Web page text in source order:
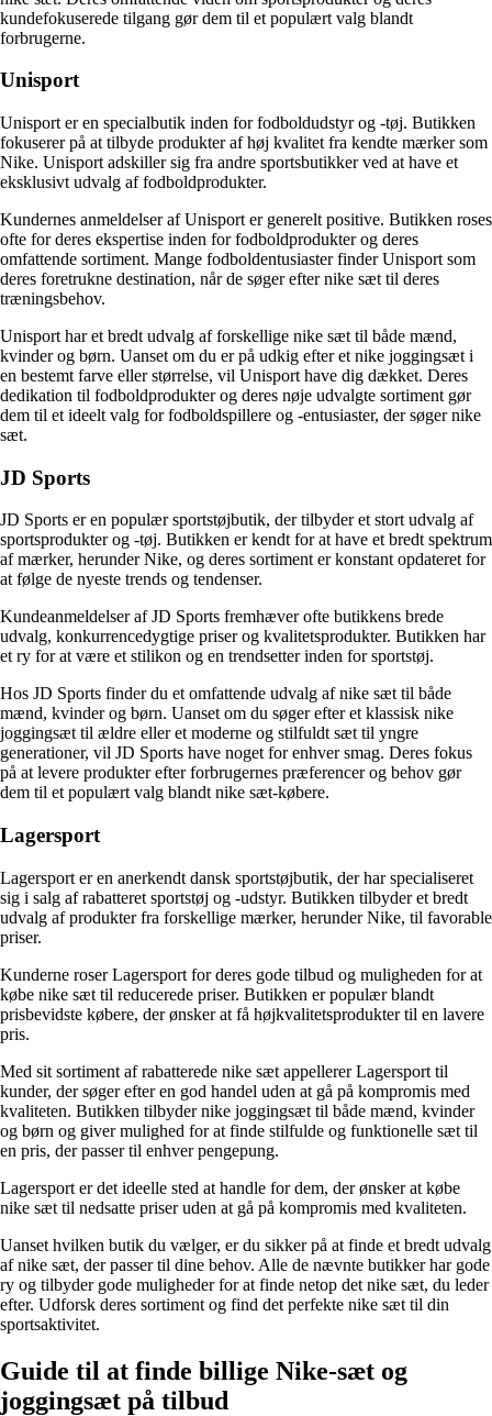
kundefokuserede tilgang gør dem til et populært valg blandt
forbrugerne.
Unisport
Unisport er en specialbutik inden for fodboldudstyr og -tøj. Butikken
fokuserer på at tilbyde produkter af høj kvalitet fra kendte mærker som
Nike. Unisport adskiller sig fra andre sportsbutikker ved at have et
eksklusivt udvalg af fodboldprodukter.
Kundernes anmeldelser af Unisport er generelt positive. Butikken roses
ofte for deres ekspertise inden for fodboldprodukter og deres
omfattende sortiment. Mange fodboldentusiaster finder Unisport som
deres foretrukne destination, når de søger efter nike sæt til deres
træningsbehov.
Unisport har et bredt udvalg af forskellige nike sæt til både mænd,
kvinder og børn. Uanset om du er på udkig efter et nike joggingsæt i
en bestemt farve eller størrelse, vil Unisport have dig dækket. Deres
dedikation til fodboldprodukter og deres nøje udvalgte sortiment gør
dem til et ideelt valg for fodboldspillere og -entusiaster, der søger nike
sæt.
JD Sports
JD Sports er en populær sportstøjbutik, der tilbyder et stort udvalg af
sportsprodukter og -tøj. Butikken er kendt for at have et bredt spektrum
af mærker, herunder Nike, og deres sortiment er konstant opdateret for
at følge de nyeste trends og tendenser.
Kundeanmeldelser af JD Sports fremhæver ofte butikkens brede
udvalg, konkurrencedygtige priser og kvalitetsprodukter. Butikken har
et ry for at være et stilikon og en trendsetter inden for sportstøj.
Hos JD Sports finder du et omfattende udvalg af nike sæt til både
mænd, kvinder og børn. Uanset om du søger efter et klassisk nike
joggingsæt til ældre eller et moderne og stilfuldt sæt til yngre
generationer, vil JD Sports have noget for enhver smag. Deres fokus
på at levere produkter efter forbrugernes præferencer og behov gør
dem til et populært valg blandt nike sæt-købere.
Lagersport
Lagersport er en anerkendt dansk sportstøjbutik, der har specialiseret
sig i salg af rabatteret sportstøj og -udstyr. Butikken tilbyder et bredt
udvalg af produkter fra forskellige mærker, herunder Nike, til favorable
priser.
Kunderne roser Lagersport for deres gode tilbud og muligheden for at
købe nike sæt til reducerede priser. Butikken er populær blandt
prisbevidste købere, der ønsker at få højkvalitetsprodukter til en lavere
pris.
Med sit sortiment af rabatterede nike sæt appellerer Lagersport til
kunder, der søger efter en god handel uden at gå på kompromis med
kvaliteten. Butikken tilbyder nike joggingsæt til både mænd, kvinder
og børn og giver mulighed for at finde stilfulde og funktionelle sæt til
en pris, der passer til enhver pengepung.
Lagersport er det ideelle sted at handle for dem, der ønsker at købe
nike sæt til nedsatte priser uden at gå på kompromis med kvaliteten.
Uanset hvilken butik du vælger, er du sikker på at finde et bredt udvalg
af nike sæt, der passer til dine behov. Alle de nævnte butikker har gode
ry og tilbyder gode muligheder for at finde netop det nike sæt, du leder
efter. Udforsk deres sortiment og find det perfekte nike sæt til din
sportsaktivitet.
Guide til at finde billige Nike-sæt og
joggingsæt på tilbud